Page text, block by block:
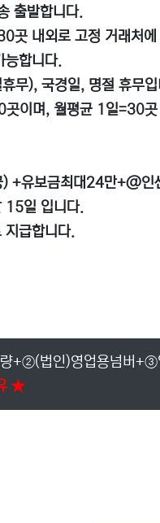
출발합니다.
곳 내외로 고정 거래처
능합니다.
무), 국경일, 명절 휴무
곳이며, 월평균 1일=30
+유보금최대24만+@인
15일 입니다.
지급합니다.
+②(법인)영업용넘버+③
★